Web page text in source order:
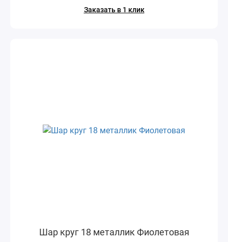
Заказать в 1 клик
Шар круг 18 металлик Фиолетовая